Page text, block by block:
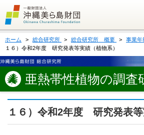
ホーム 総合研究所 総合研究所 概要 事業年
１６）令和2年度 研究発表等実績（植物系）
亜熱帯性植物の調査
１６）令和2年度 研究発表等